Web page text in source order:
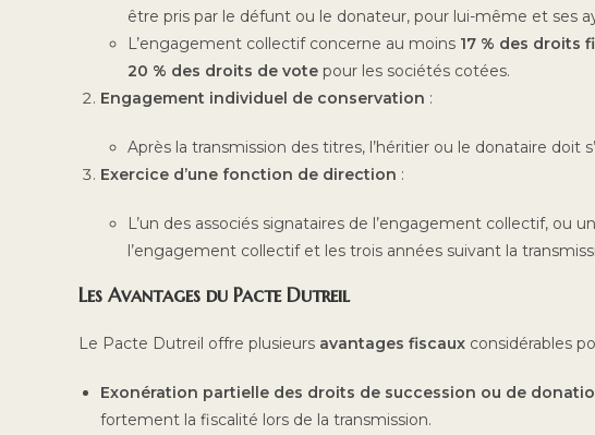
être pris par le défunt ou le donateur, pour lui-même et ses
L’engagement collectif concerne au moins 17 % des droits
20 % des droits de vote pour les sociétés cotées.
Engagement individuel de conservation :
Après la transmission des titres, l’héritier ou le donataire doit
Exercice d’une fonction de direction :
L’un des associés signataires de l’engagement collectif,
l’engagement collectif et les trois années suivant la
Les Avantages du Pacte Dutreil
Le Pacte Dutreil offre plusieurs avantages fiscaux considérables
Exonération partielle des droits de succession ou de
fortement la fiscalité lors de la transmission.